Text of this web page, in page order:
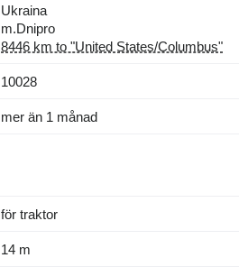
Ukraina
m.Dnipro
8446 km to "United States/Columbus"
10028
mer än 1 månad
för traktor
14 m